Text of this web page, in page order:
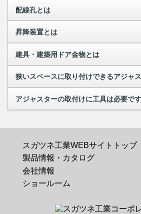
配線孔とは
昇降装置とは
建具・建築用ドア金物とは
アジャスターの取付けに工具は必要で
スガツネ工業WEBサイトトップ
製品情報・カタログ
会社情報
ショールーム